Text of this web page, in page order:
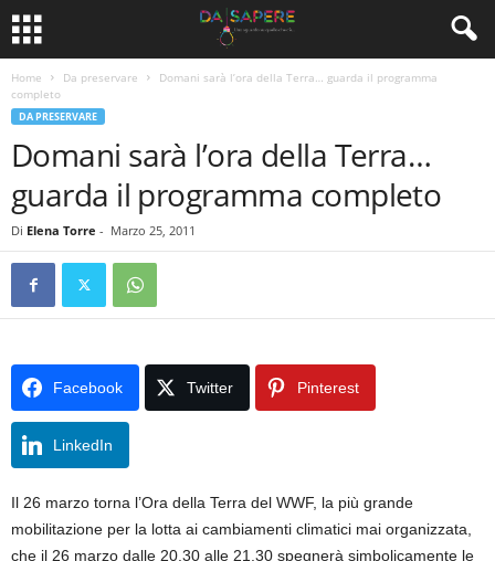
Home Da preservare
Domani sarà l’ora della Terra… guarda il programma
completo
DA PRESERVARE
Domani sarà l’ora della Terra…
guarda il programma completo
Di Elena Torre - Marzo 25, 2011
Facebook Twitter Pinterest
LinkedIn
Il 26 marzo torna l’Ora della Terra del WWF, la più grande
mobilitazione per la lotta ai cambiamenti climatici mai organizzata,
che il 26 marzo dalle 20.30 alle 21.30 spegnerà simbolicamente le